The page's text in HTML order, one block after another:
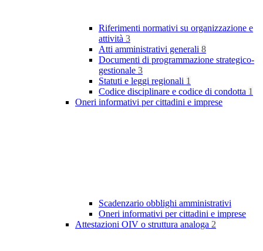
Riferimenti normativi su organizzazione e
attività 3
Atti amministrativi generali 8
Documenti di programmazione strategico-
gestionale 3
Statuti e leggi regionali 1
Codice disciplinare e codice di condotta 1
Oneri informativi per cittadini e imprese
Scadenzario obblighi amministrativi
Oneri informativi per cittadini e imprese
Attestazioni OIV o struttura analoga 2